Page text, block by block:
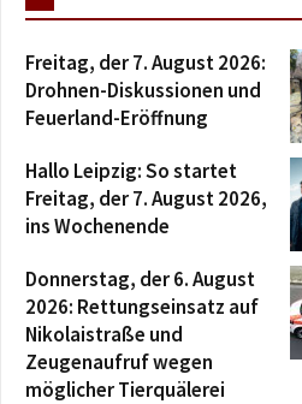
Freitag, der 7. August 2026:
Drohnen-Diskussionen und
Feuerland-Eröffnung
Hallo Leipzig: So startet
Freitag, der 7. August 2026,
ins Wochenende
Donnerstag, der 6. August
2026: Rettungseinsatz auf
Nikolaistraße und
Zeugenaufruf wegen
möglicher Tierquälerei